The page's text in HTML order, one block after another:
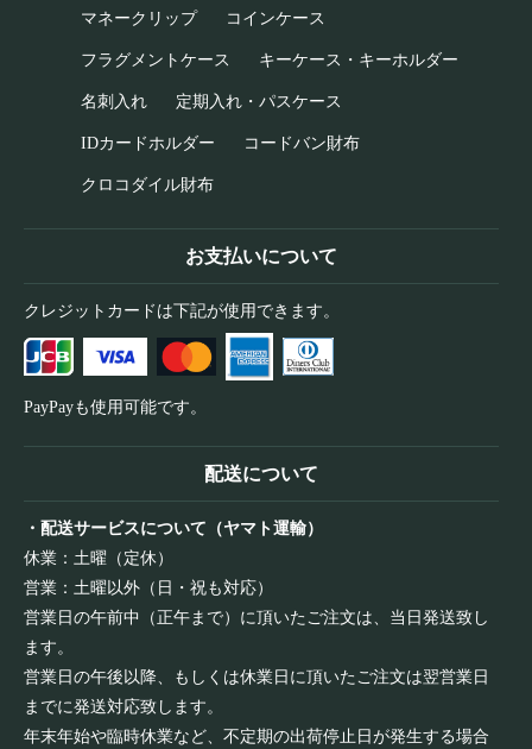
マネークリップ コインケース
フラグメントケース キーケース・キーホルダー
名刺入れ 定期入れ・パスケース
IDカードホルダー コードバン財布
クロコダイル財布
お支払いについて
クレジットカードは下記が使用できます。
PayPayも使用可能です。
配送について
・配送サービスについて（ヤマト運輸）
休業：土曜（定休）
営業：土曜以外（日・祝も対応）
営業日の午前中（正午まで）に頂いたご注文は、当日発送致し
ます。
営業日の午後以降、もしくは休業日に頂いたご注文は翌営業日
までに発送対応致します。
年末年始や臨時休業など、不定期の出荷停止日が発生する場合